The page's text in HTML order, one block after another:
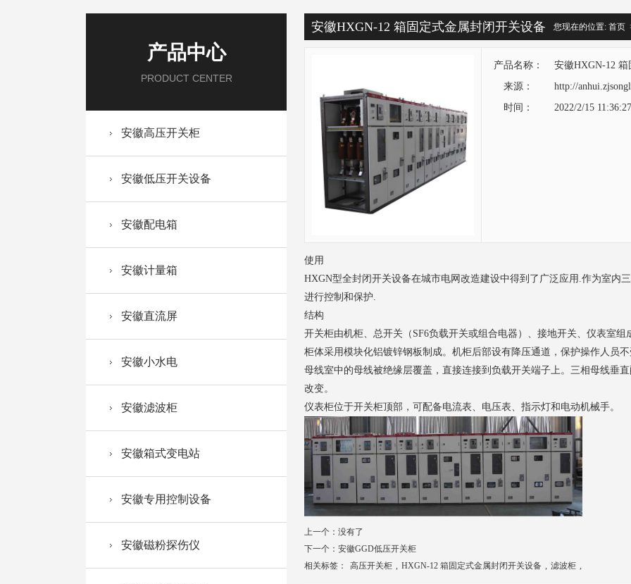
产品中心
PRODUCT CENTER
安徽高压开关柜
安徽低压开关设备
安徽配电箱
安徽计量箱
安徽直流屏
安徽小水电
安徽滤波柜
安徽箱式变电站
安徽专用控制设备
安徽磁粉探伤仪
安徽HXGN-12 箱固定式金属封闭开关设备 您现在的位置: 首页
产品名称：
安徽HXGN-12
来源：
http://
时间：
2022/2/15 11:36:27
使用
HXGN型全封闭开关设备在城市电网改造建设中得到了广泛应用.作为室内
进行控制和保护.
结构
开关柜由机柜、总开关（SF6负载开关或组合电器）、接地开关、仪表室组
柜体采用模块化铝镀锌钢板制成。机柜后部设有降压通道，保护操作人员不
母线室中的母线被绝缘层覆盖，直接连接到负载开关端子上。三相母线垂
改变。
仪表柜位于开关柜顶部，可配备电流表、电压表、指示灯和电动机械手。
上一个： 没有了
下一个： 安徽GGD低压开关柜
相关标签：
高压开关柜 , HXGN-12 箱固定式金属封闭开关设备 , 滤波柜 ,